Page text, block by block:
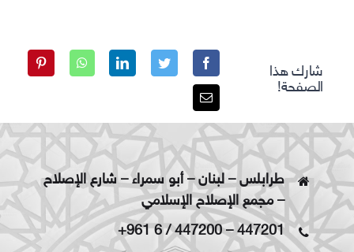
شارك هذا
الصفحة!
طرابلس – لبنان – أبو سمراء – شارع الإصلاح
– مجمع الإصلاح الإسلامي
+961 6 / 447200–447201